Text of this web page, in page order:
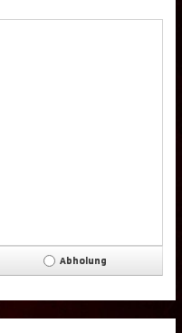
Abholung